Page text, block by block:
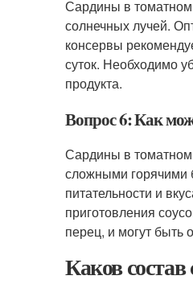
Сардины в
солнечных лучей.
консервы
суток. Необходимо
продукта.
Вопрос 6: Как
Сардины в томатном
сложными горячими
питательности и
приготовления
перец, и могут быть
Каков состав